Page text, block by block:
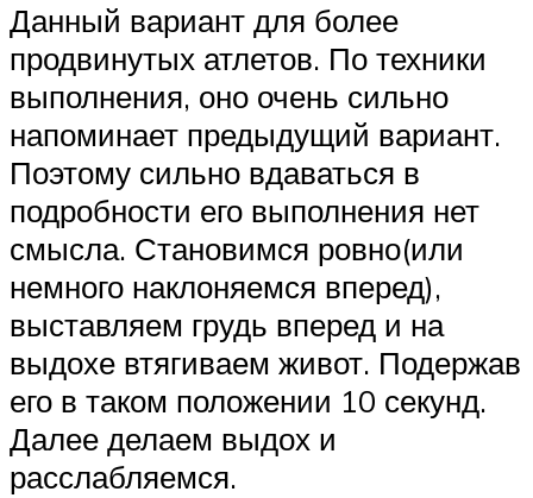
Данный вариант для более
продвинутых атлетов. По техники
выполнения, оно очень сильно
напоминает предыдущий вариант.
Поэтому сильно вдаваться в
подробности его выполнения нет
смысла. Становимся ровно(или
немного наклоняемся вперед),
выставляем грудь вперед и на
выдохе втягиваем живот. Подержав
его в таком положении 10 секунд.
Далее делаем выдох и
расслабляемся.